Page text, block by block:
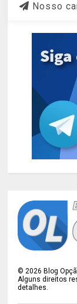
Nosso
©2026 Blog
Alguns direitos
detalhes.